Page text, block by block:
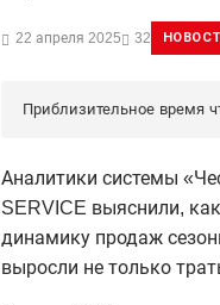
22 апреля 2025 32
Приблизительное время
Аналитики системы
SERVICE выяснили,
динамику продаж
выросли не только